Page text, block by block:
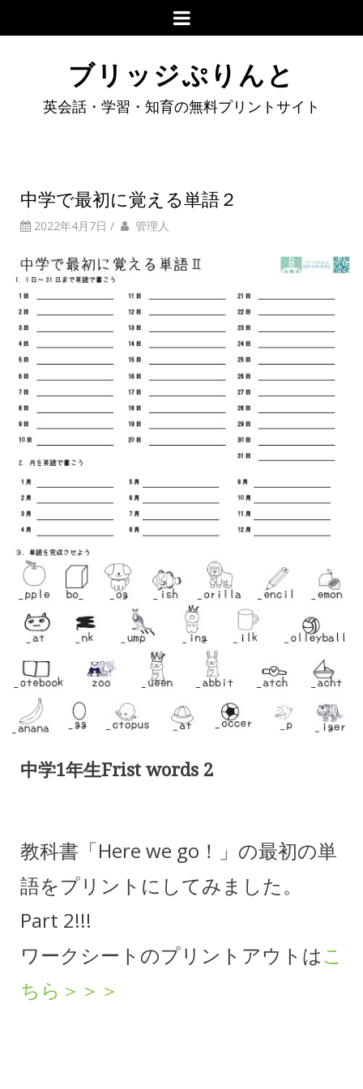
ブリッジぷりんと
英会話・学習・知育の無料プリントサイト
中学で最初に覚える単語２
2022年4月7日 / 管理人
中学1年生Frist words 2
教科書「Here we go！」の最初の単
語をプリントにしてみました。
Part 2!!!
ワークシートのプリントアウトはこ
ちら＞＞＞